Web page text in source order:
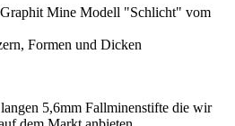
Mine Modell "Schlicht" vom
Formen und Dicken
5,6mm Fallminenstifte die wir